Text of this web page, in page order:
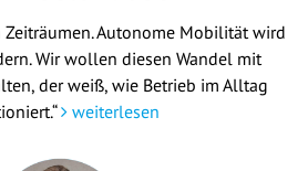
Zeiträumen. Autonome Mobilität wird
Wir wollen diesen Wandel mit
der weiß, wie Betrieb im Alltag
weiterlesen